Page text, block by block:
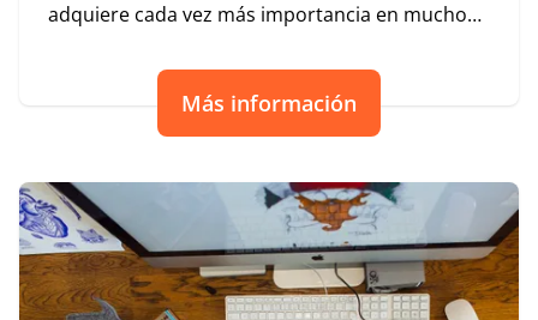
adquiere cada vez más importancia en muchos
Más información